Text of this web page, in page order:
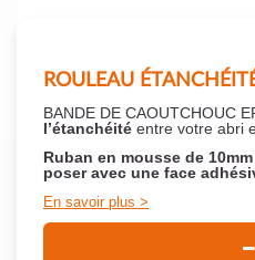
ROULEAU
BANDE DE CAOUTCHOUC
l’étanchéité entre votre abri
Ruban en mousse de 10mm
poser avec une face
En savoir plus